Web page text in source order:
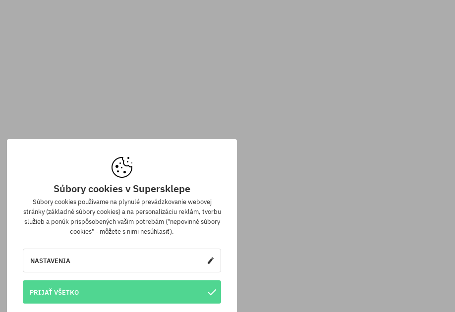
Súbory cookies v Supersklepe
Súbory cookies používame na plynulé prevádzkovanie webovej
stránky (základné súbory cookies) a na personalizáciu reklám, tvorbu
služieb a ponúk prispôsobených vašim potrebám ("nepovinné súbory
cookies" - môžete s nimi nesúhlasiť).
NASTAVENIA
PRIJAŤ VŠETKO